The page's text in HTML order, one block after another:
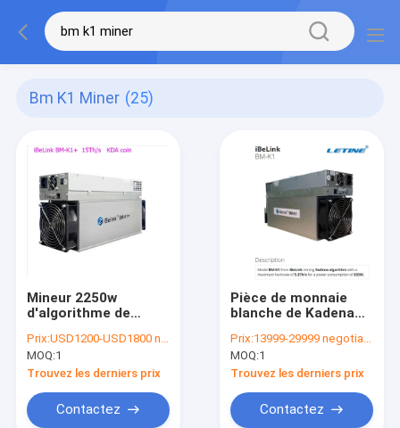
Bm K1 Miner (25)
Mineur 2250w
d'algorithme de
d'exploitation du
mineur 15Th/S de la
nomenclature K1+
d'Ibelink
Prix:USD1200-USD1800 negotiable
MOQ:1
Trouvez les derniers prix
Contactez
Pièce de monnaie
blanche de Kadena
d'Ethernet Interface
For de mineur
d'iBeLink de BM-K1
74db 12V
Prix:13999-29999 negotiable
MOQ:1
Trouvez les derniers prix
Contactez